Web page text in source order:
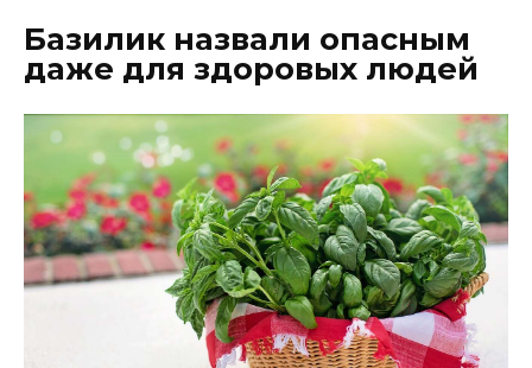
Базилик назвали опасным
даже для здоровых людей